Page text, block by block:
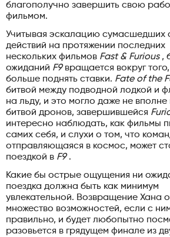
благополучно завершить свою
фильмом.
Учитывая эскалацию сумасшедших
действий на протяжении последних
нескольких фильмов Fast & Furious,
ожиданий F9вращается вокруг
больше поднять ставки. Fate of the
битвой между подводной лодкой и
на льду, и это могло даже не вполне
битвой дронов, завершившейся
интересно наблюдать, как фильмы
самих себя, и слухи о том, что
отправляющаяся в космос, может
поездкой в F9.
Какие бы острые ощущения ни
поездка должна быть как минимум
увлекательной. Возвращение Хана
множество возможностей, если с
правильно, и будет любопытно
разовьется в грядущем финале из